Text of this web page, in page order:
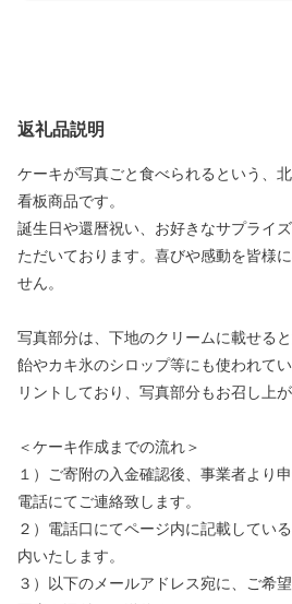
返礼品説明
ケーキが写真ごと食べられるという、
看板商品です。
誕生日や還暦祝い、お好きなサプライ
ただいております。喜びや感動を皆様
せん。
写真部分は、下地のクリームに載せると
飴やカキ氷のシロップ等にも使われて
リントしており、写真部分もお召し上
＜ケーキ作成までの流れ＞
１）ご寄附の入金確認後、事業者より
電話にてご連絡致します。
２）電話口にてページ内に記載してい
内いたします。
３）以下のメールアドレス宛に、ご希